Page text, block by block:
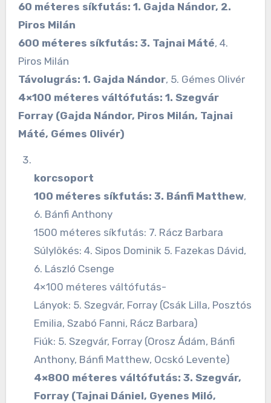
60 méteres síkfutás: 1. Gajda Nándor, 2.
Piros Milán
600 méteres síkfutás: 3. Tajnai Máté, 4.
Piros Milán
Távolugrás: 1. Gajda Nándor, 5. Gémes Olivér
4×100 méteres váltófutás: 1. Szegvár
Forray (Gajda Nándor, Piros Milán, Tajnai
Máté, Gémes Olivér)
korcsoport
100 méteres síkfutás: 3. Bánfi Matthew,
6. Bánfi Anthony
1500 méteres síkfutás: 7. Rácz Barbara
Súlylökés: 4. Sipos Dominik 5. Fazekas Dávid,
6. László Csenge
4×100 méteres váltófutás-
Lányok: 5. Szegvár, Forray (Csák Lilla, Posztós
Emilia, Szabó Fanni, Rácz Barbara)
Fiúk: 5. Szegvár, Forray (Orosz Ádám, Bánfi
Anthony, Bánfi Matthew, Ocskó Levente)
4×800 méteres váltófutás: 3. Szegvár,
Forray (Tajnai Dániel, Gyenes Miló,